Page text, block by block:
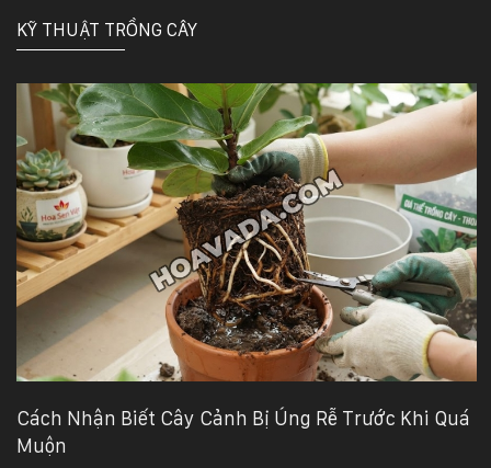
KỸ THUẬT TRỒNG CÂY
Cách Nhận Biết Cây Cảnh Bị Úng Rễ Trước Khi Quá
Muộn